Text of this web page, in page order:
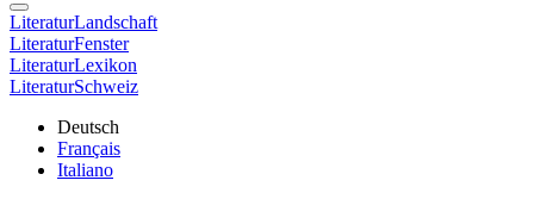
LiteraturLandschaft
LiteraturFenster
LiteraturLexikon
LiteraturSchweiz
Deutsch
Français
Italiano